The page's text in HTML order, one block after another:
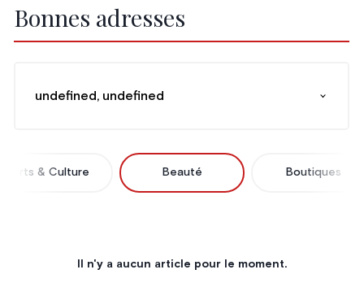
Bonnes adresses
undefined, undefined
Arts & Culture Beauté Boutiques
Il n'y a aucun article pour le moment.